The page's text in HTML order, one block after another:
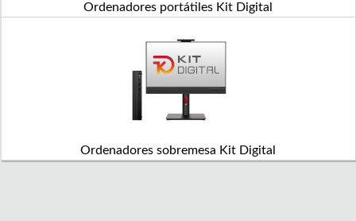
Ordenadores portátiles Kit Digital
Ordenadores sobremesa Kit Digital